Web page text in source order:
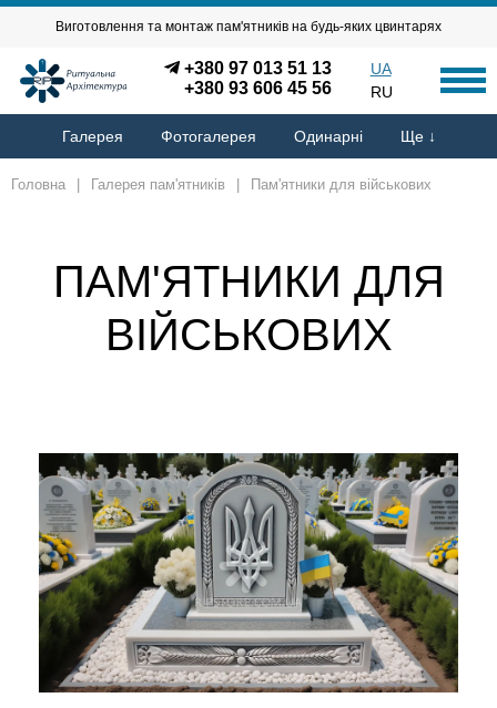
Виготовлення та монтаж пам'ятників на будь-яких цвинтарях
+380 97 013 51 13
+380 93 606 45 56
UA
RU
Галерея Фотогалерея Одинарні Ще ↓
Головна Галерея пам'ятників Пам'ятники для військових
ПАМ'ЯТНИКИ ДЛЯ
ВІЙСЬКОВИХ